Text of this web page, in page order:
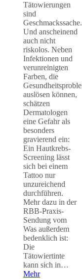
Tätowierungen
sind
Geschmackssache.
Und anscheinend
auch nicht
riskolos. Neben
Infektionen und
verunreinigten
Farben, die
auslösen können,
schätzen
Dermatologen
eine Gefahr als
besonders
gravierend ein:
Ein Hautkrebs-
Screening lässt
sich bei einem
Tattoo nur
unzureichend
durchführen.
Mehr dazu in der
RBB-Praxis-
Sendung vom
Was außerdem
bedenklich ist:
Die
Tätowiertinte
kann sich in…
Mehr